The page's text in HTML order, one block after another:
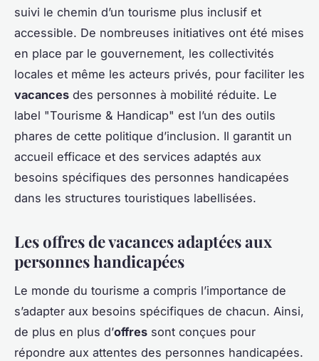
suivi le chemin d’un tourisme plus inclusif et
accessible. De nombreuses initiatives ont été mises
en place par le gouvernement, les collectivités
locales et même les acteurs privés, pour faciliter les
vacances des personnes à mobilité réduite. Le
label "Tourisme & Handicap" est l’un des outils
phares de cette politique d’inclusion. Il garantit un
accueil efficace et des services adaptés aux
besoins spécifiques des personnes handicapées
dans les structures touristiques labellisées.
Les offres de vacances adaptées aux
personnes handicapées
Le monde du tourisme a compris l’importance de
s’adapter aux besoins spécifiques de chacun. Ainsi,
de plus en plus d’offres sont conçues pour
répondre aux attentes des personnes handicapées.